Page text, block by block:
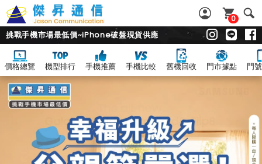
0
挑戰手機市場最低價~iPhone破盤現貨供應
價格總覽 機型排行 手機推薦 手機比較 舊機回收 門市據點 門